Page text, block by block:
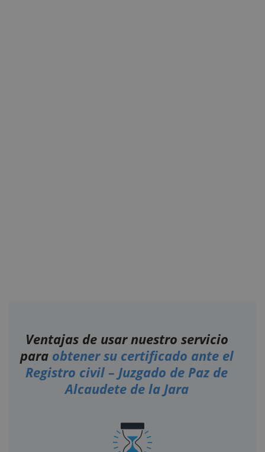
Ventajas de usar nuestro servicio
para obtener su certificado ante el
Registro civil – Juzgado de Paz de
Alcaudete de la Jara